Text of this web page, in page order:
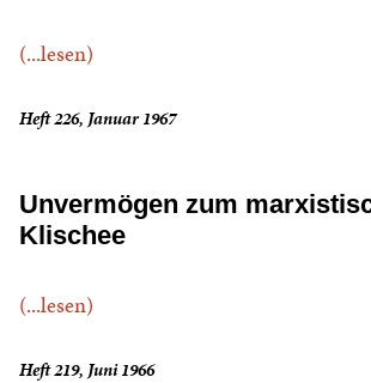
(...lesen)
Heft 226, Januar 1967
Unvermögen zum
Klischee
(...lesen)
Heft 219, Juni 1966